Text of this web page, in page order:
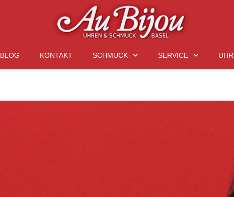
BLOG KONTAKT SCHMUCK SERVICE